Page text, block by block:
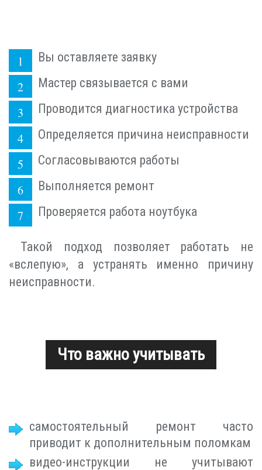
Вы оставляете заявку
Мастер связывается с вами
Проводится диагностика устройства
Определяется причина неисправности
Согласовываются работы
Выполняется ремонт
Проверяется работа ноутбука
Такой подход позволяет работать не
«вслепую», а устранять именно причину
неисправности.
Что важно учитывать
самостоятельный ремонт часто
приводит к дополнительным поломкам
видео-инструкции не учитывают